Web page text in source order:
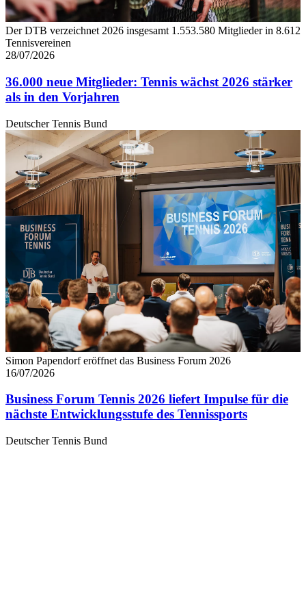
Der DTB verzeichnet 2026 insgesamt 1.553.580 Mitglieder in 8.612
Tennisvereinen
28/07/2026
36.000 neue Mitglieder: Tennis wächst 2026 stärker
als in den Vorjahren
Deutscher Tennis Bund
Simon Papendorf eröffnet das Business Forum 2026
16/07/2026
Business Forum Tennis 2026 liefert Impulse für die
nächste Entwicklungsstufe des Tennissports
Deutscher Tennis Bund